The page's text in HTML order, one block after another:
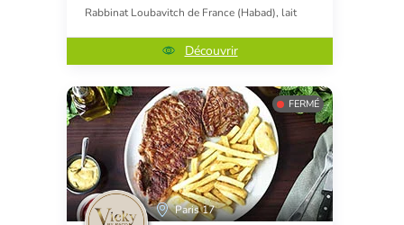
Rabbinat Loubavitch de France (Habad), lait
Découvrir
FERMÉ
Paris 17